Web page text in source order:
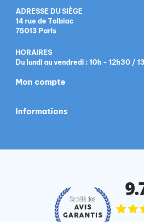
ADRESSE DU SIÈGE
14 rue de Tolbiac
75013 Paris
HORAIRES
Du lundi au vendredi : 10h - 12h30 /
Mon compte
Informations